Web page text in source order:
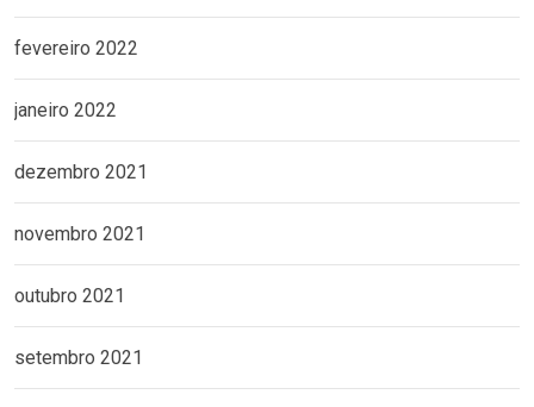
fevereiro 2022
janeiro 2022
dezembro 2021
novembro 2021
outubro 2021
setembro 2021